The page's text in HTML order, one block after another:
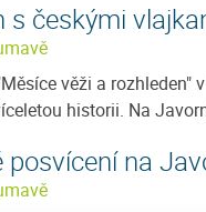
s českými
věži a rozhleden"
historii. Na
na
v
na
letní
více
Javorník
1990
Cena: